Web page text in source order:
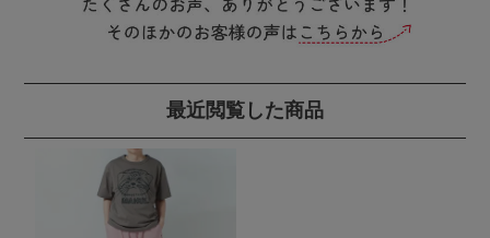
最近閲覧した商品